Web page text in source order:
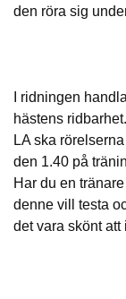
den röra sig
I ridningen
hästens
LA ska
den 1.40 på
Har du en
denne vill testa
det vara skönt att